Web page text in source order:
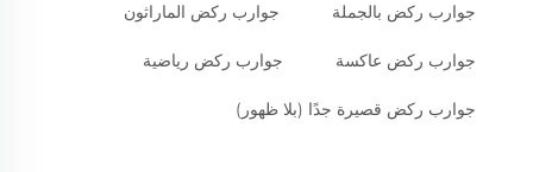
جوارب ركض بالجملة جوارب ركض الماراثون
جوارب ركض عاكسة جوارب ركض رياضية
جوارب ركض قصيرة جدًا (بلا ظهور)